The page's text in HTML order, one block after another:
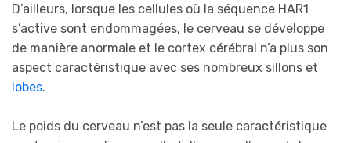
D’ailleurs, lorsque les cellules où la séquence HAR1
s’active sont endommagées, le cerveau se développe
de manière anormale et le cortex cérébral n’a plus son
aspect caractéristique avec ses nombreux sillons et
lobes.
Le poids du cerveau n’est pas la seule caractéristique